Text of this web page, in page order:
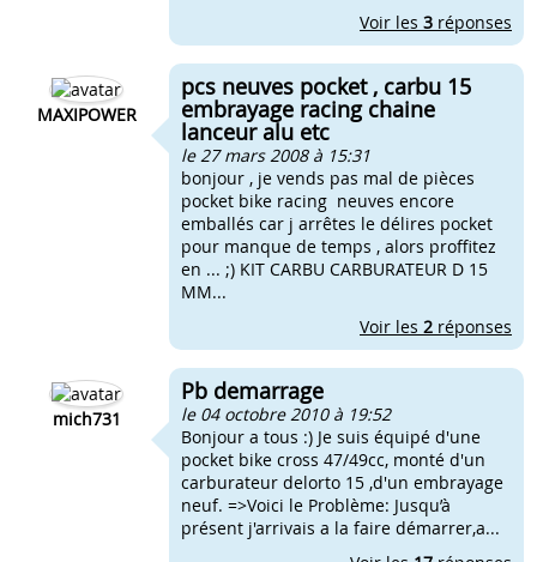
Voir les 3 réponses
MAXIPOWER
pcs neuves pocket , carbu 15
embrayage racing chaine
lanceur alu etc
le 27 mars 2008 à 15:31
bonjour , je vends pas mal de pièces
pocket bike racing neuves encore
emballés car j arrêtes le délires pocket
pour manque de temps , alors proffitez
en ... ;) KIT CARBU CARBURATEUR D 15
MM...
Voir les 2 réponses
mich731
Pb demarrage
le 04 octobre 2010 à 19:52
Bonjour a tous :) Je suis équipé d'une
pocket bike cross 47/49cc, monté d'un
carburateur delorto 15 ,d'un embrayage
neuf. =>Voici le Problème: Jusqu’à
présent j'arrivais a la faire démarrer,a...